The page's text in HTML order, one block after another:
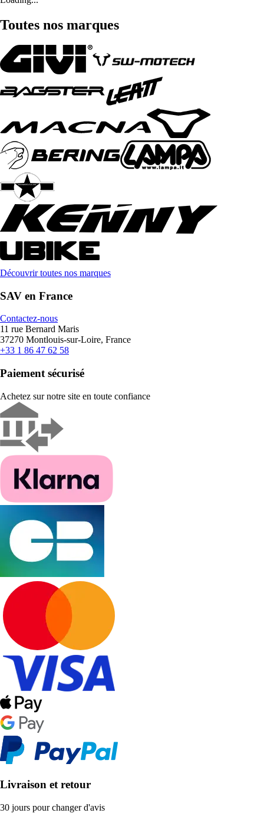
Toutes nos marques
Découvrir toutes nos marques
SAV en France
Contactez-nous
11 rue Bernard Maris
37270 Montlouis-sur-Loire, France
+33 1 86 47 62 58
Paiement sécurisé
Achetez sur notre site en toute confiance
Livraison et retour
30 jours pour changer d'avis